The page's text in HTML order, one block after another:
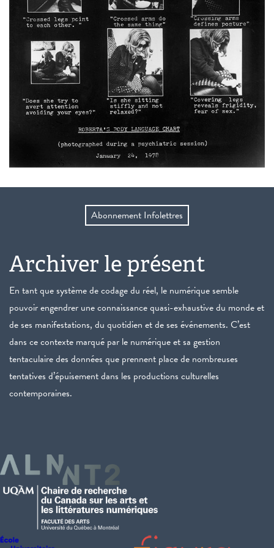
Abonnement Infolettres
Archiver le présent
En tant que système de codage du réel, le numérique semble
pouvoir engendrer une connaissance quasi-exhaustive du monde et
de ses manifestations, du quotidien et de ses événements. C’est
dans ce contexte marqué par le numérique et sa gestion
tentaculaire des données que prennent place de nombreuses
tentatives d’épuisement dans les productions culturelles
contemporaines.